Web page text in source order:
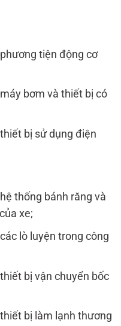
tiện động cơ
bơm và thiết bị có
bị sử dụng điện
thống bánh răng và
xe;
lò luyện trong công
bị vận chuyển bốc
bị làm lạnh thương